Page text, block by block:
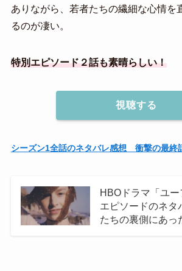
ありながら、若者たちの繊細な心情を
るのが凄い。
特別エピソード２話も素晴らしい！
視聴する
シーズン1全話のネタバレ感想 衝撃の最終
HBOドラマ「ユ
エピソードのネ
たちの裏側にあっ